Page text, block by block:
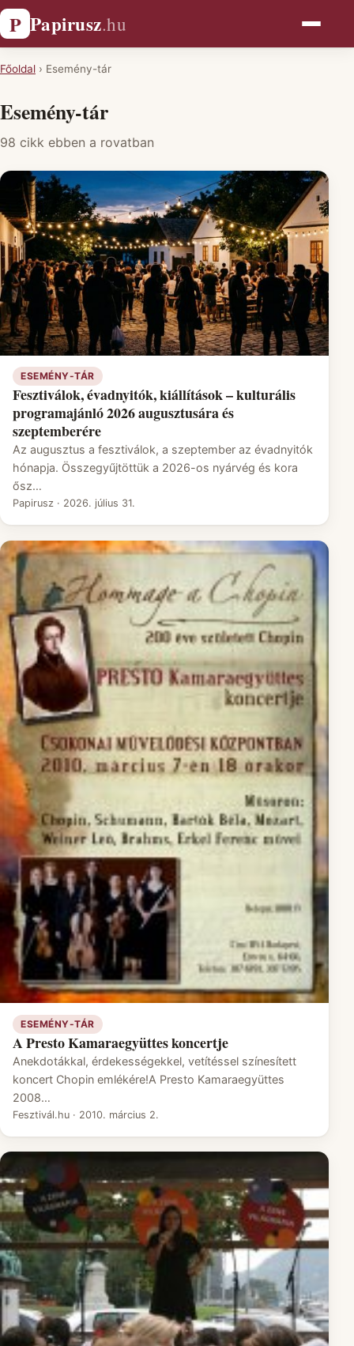
P Papirusz.hu
Főoldal › Esemény-tár
Esemény-tár
98 cikk ebben a rovatban
ESEMÉNY-TÁR
Fesztiválok, évadnyitók, kiállítások – kulturális
programajánló 2026 augusztusára és
szeptemberére
Az augusztus a fesztiválok, a szeptember az évadnyitók
hónapja. Összegyűjtöttük a 2026-os nyárvég és kora
ősz…
Papirusz · 2026. július 31.
ESEMÉNY-TÁR
A Presto Kamaraegyüttes koncertje
Anekdotákkal, érdekességekkel, vetítéssel színesített
koncert Chopin emlékére!A Presto Kamaraegyüttes
2008…
Fesztivál.hu · 2010. március 2.